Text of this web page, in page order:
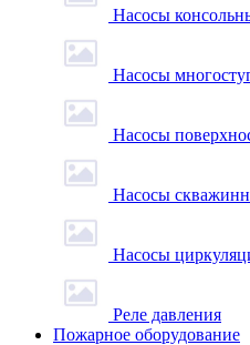
Насосы
Насосы
Насосы
Насосы
Насосы
Реле давления
Пожарное оборудование